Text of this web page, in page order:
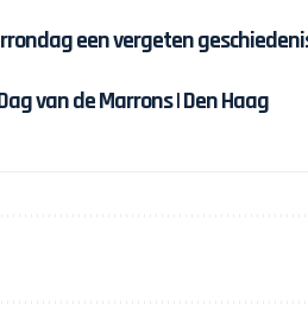
een vergeten
van de Marrons | Den Haag